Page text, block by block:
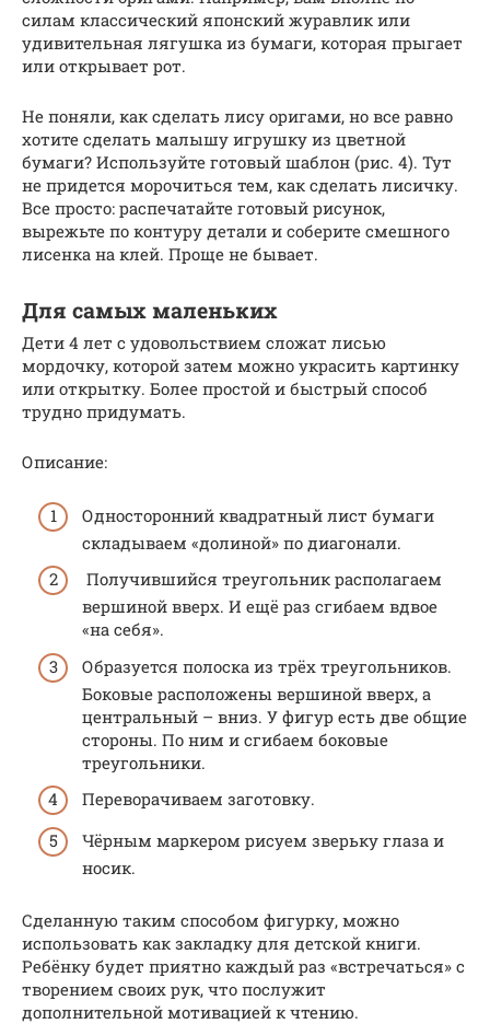
силам классический японский журавлик или
удивительная лягушка из бумаги, которая прыгает
или открывает рот.
Не поняли, как сделать лису оригами, но все равно
хотите сделать малышу игрушку из цветной
бумаги? Используйте готовый шаблон (рис. 4). Тут
не придется морочиться тем, как сделать лисичку.
Все просто: распечатайте готовый рисунок,
вырежьте по контуру детали и соберите смешного
лисенка на клей. Проще не бывает.
Для самых маленьких
Дети 4 лет с удовольствием сложат лисью
мордочку, которой затем можно украсить картинку
или открытку. Более простой и быстрый способ
трудно придумать.
Описание:
Односторонний квадратный лист бумаги
складываем «долиной» по диагонали.
Получившийся треугольник располагаем
вершиной вверх. И ещё раз сгибаем вдвое
«на себя».
Образуется полоска из трёх треугольников.
Боковые расположены вершиной вверх, а
центральный – вниз. У фигур есть две общие
стороны. По ним и сгибаем боковые
треугольники.
Переворачиваем заготовку.
Чёрным маркером рисуем зверьку глаза и
носик.
Сделанную таким способом фигурку, можно
использовать как закладку для детской книги.
Ребёнку будет приятно каждый раз «встречаться» с
творением своих рук, что послужит
дополнительной мотивацией к чтению.